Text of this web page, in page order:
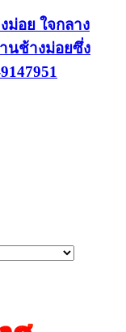
อย ใจกลาง
านช้างม่อยซึ่ง